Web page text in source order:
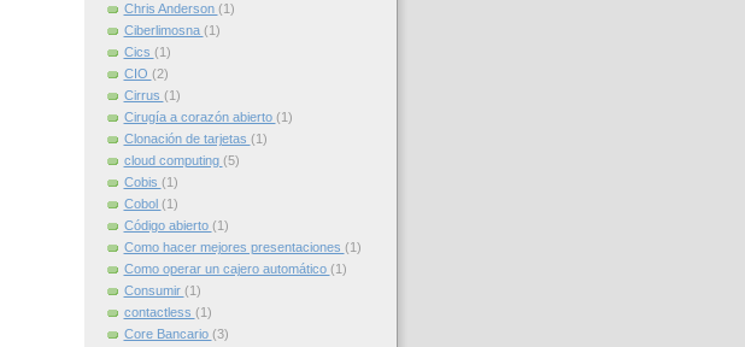
Chris Anderson (1)
Ciberlimosna (1)
Cics (1)
CIO (2)
Cirrus (1)
Cirugía a corazón abierto (1)
Clonación de tarjetas (1)
cloud computing (5)
Cobis (1)
Cobol (1)
Código abierto (1)
Como hacer mejores presentaciones (1)
Como operar un cajero automático (1)
Consumir (1)
contactless (1)
Core Bancario (3)